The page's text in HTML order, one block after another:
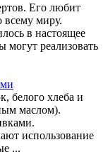
Его любит
всему миру.
в настоящее
могут реализовать
белого хлеба и
маслом).
использование
...